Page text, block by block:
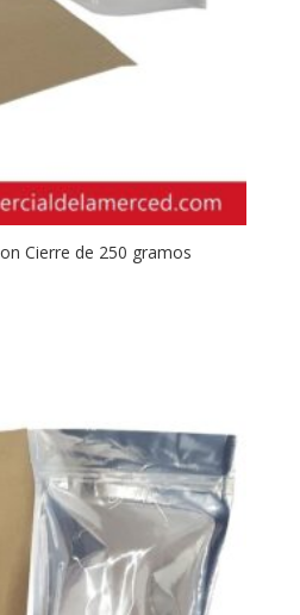
Cierre de 250 gramos